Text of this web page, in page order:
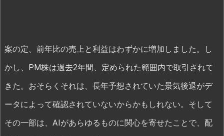
案の定、前年比の売上と利益はわずかに増加しました。し
かし、PM株は過去2年間、定められた範囲内で取引されて
きた。おそらくそれは、長年予想されていた景気後退がデ
ータによって確認されていないからかもしれない。そして
その一部は、AIがあらゆるものに関心を寄せたことで、配